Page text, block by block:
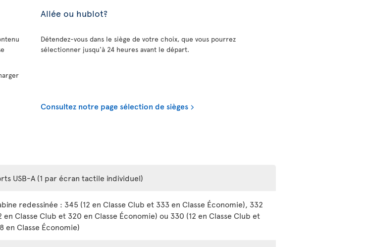
Allée ou hublot?
Détendez-vous dans le siège de votre choix, que vous pourrez
sélectionner jusqu'à 24 heures avant le départ.
Consultez notre page sélection de sièges
USB-A (1 par écran tactile individuel)
redessinée : 345 (12 en Classe Club et 333 en Classe Économie), 332
en Classe Club et 320 en Classe Économie) ou 330 (12 en Classe Club et
en Classe Économie)